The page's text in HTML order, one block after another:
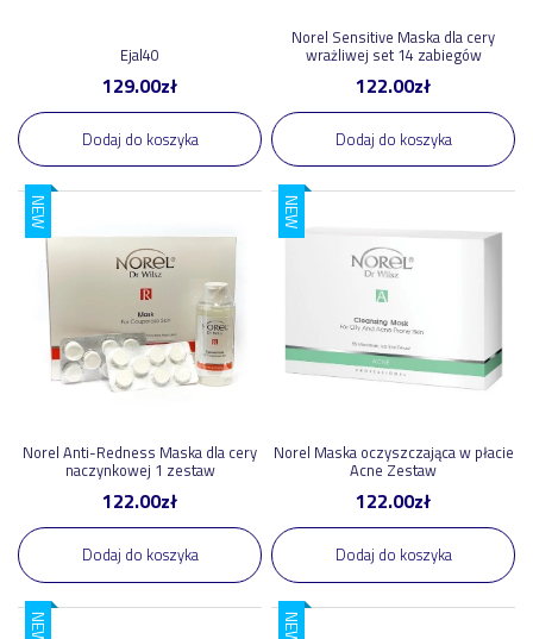
Ejal40
129.00zł
Dodaj do koszyka
Norel Sensitive Maska dla cery
wrażliwej set 14 zabiegów
122.00zł
Dodaj do koszyka
NEW
Norel Anti-Redness Maska dla cery
naczynkowej 1 zestaw
122.00zł
Dodaj do koszyka
NEW
Norel Maska oczyszczająca w płacie
Acne Zestaw
122.00zł
Dodaj do koszyka
NEW NEW